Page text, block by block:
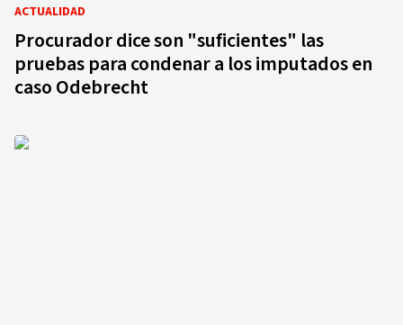
ACTUALIDAD
Procurador dice son "suficientes" las
pruebas para condenar a los imputados en
caso Odebrecht